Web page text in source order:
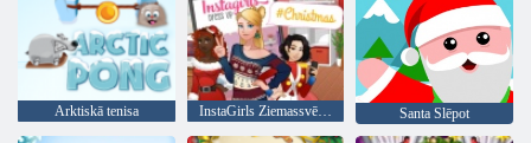
Arktiskā tenisa InstaGirls Ziemassvētku saģērbt Santa Slēpot